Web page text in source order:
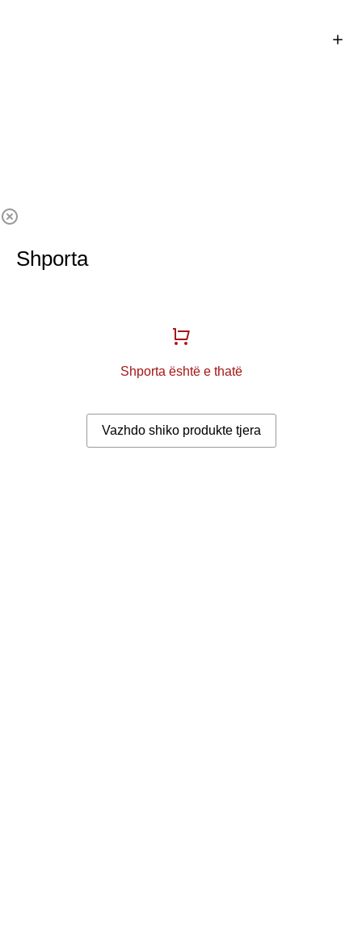
Shporta
Shporta është e thatë
Vazhdo shiko produkte tjera